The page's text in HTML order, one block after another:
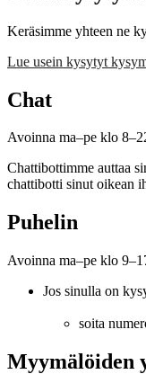
Keräsimme yhteen ne
Lue usein kysytyt
Chat
Avoinna ma–pe klo
Chattibottimme auttaa
chattibotti sinut oikean
Puhelin
Avoinna ma–pe klo
Jos sinulla on
soita
Myymälöiden